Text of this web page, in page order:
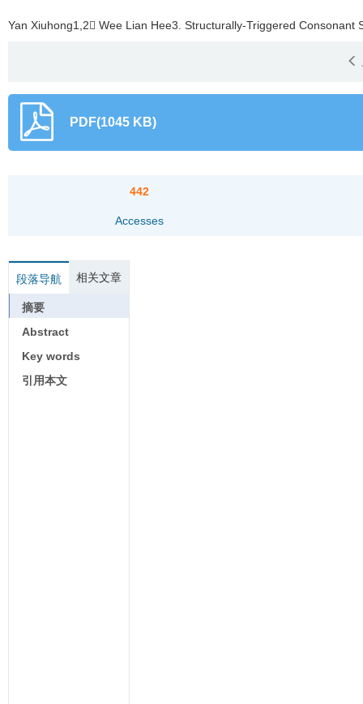
Yan Xiuhong1,2 Wee Lian Hee3. Structurally-Triggered Consonant
PDF(1045 KB)
442
Accesses
段落导航 相关文章
摘要
Abstract
Key words
引用本文